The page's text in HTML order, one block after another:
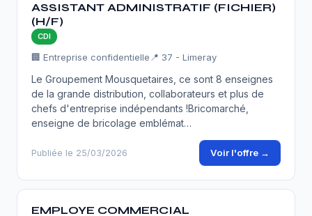
ASSISTANT ADMINISTRATIF (FICHIER)
(H/F)
CDI
🏢 Entreprise confidentielle 📍 37 - Limeray
Le Groupement Mousquetaires, ce sont 8 enseignes
de la grande distribution, collaborateurs et plus de
chefs d'entreprise indépendants !Bricomarché,
enseigne de bricolage emblémat…
Publiée le 25/03/2026 Voir l'offre →
EMPLOYE COMMERCIAL